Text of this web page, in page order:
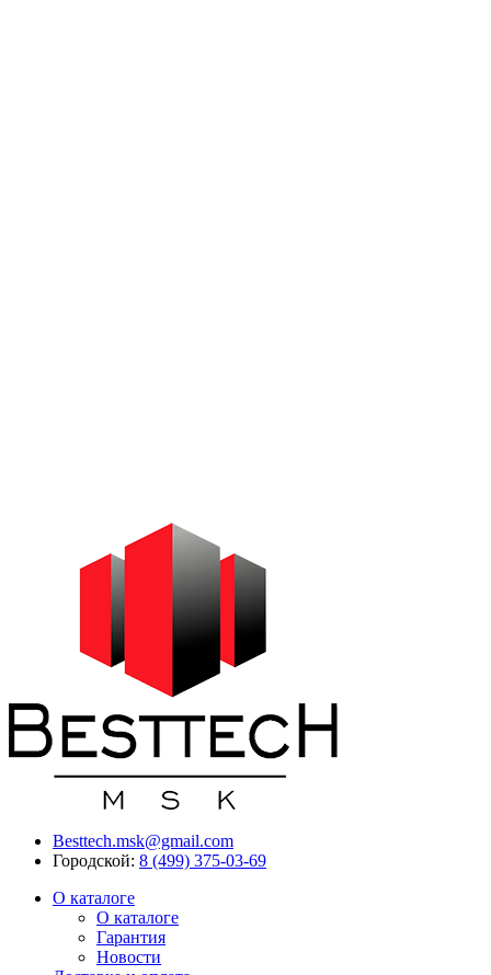
Besttech.msk@gmail.com
Городской: 8 (499) 375-03-69
О каталоге
О каталоге
Гарантия
Новости